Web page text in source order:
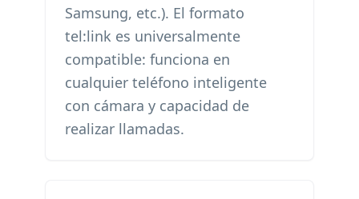
Samsung, etc.). El formato
tel:link es universalmente
compatible: funciona en
cualquier teléfono inteligente
con cámara y capacidad de
realizar llamadas.